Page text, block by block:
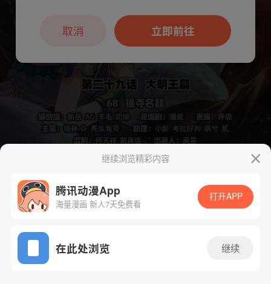
App免费看
下一话 腾漫App免费看
继续浏览精彩内容
腾讯动漫App
海量漫画 新人7天免费看
打开APP
在此处浏览 继续
本章节仅支持App阅读，可打开App新用
户7天免费看立即前往
取消